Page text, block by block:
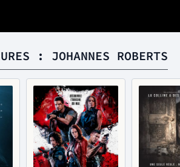
: JOHANNES ROBERTS